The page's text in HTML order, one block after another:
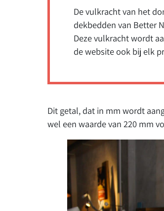
De vulkracht van het
dekbedden van Better
Deze vulkracht wordt
de website ook bij elk
Dit getal, dat in mm wordt
wel een waarde van 220 mm